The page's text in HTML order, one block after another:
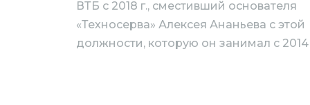
ВТБ с 2018 г., сместивший основателя
«Техносерва» Алексея Ананьева с этой
должности, которую он занимал с 2014